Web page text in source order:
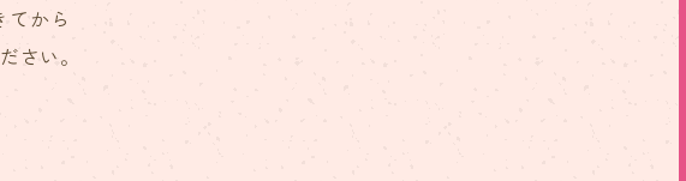
てから
さい。